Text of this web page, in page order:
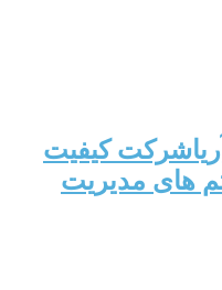
شرکت کیفیت
های مدیریت